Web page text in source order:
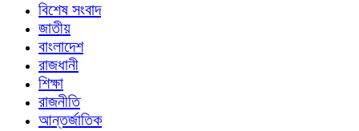
বিশেষ সংবাদ
জাতীয়
বাংলাদেশ
রাজধানী
শিক্ষা
রাজনীতি
আন্তর্জাতিক